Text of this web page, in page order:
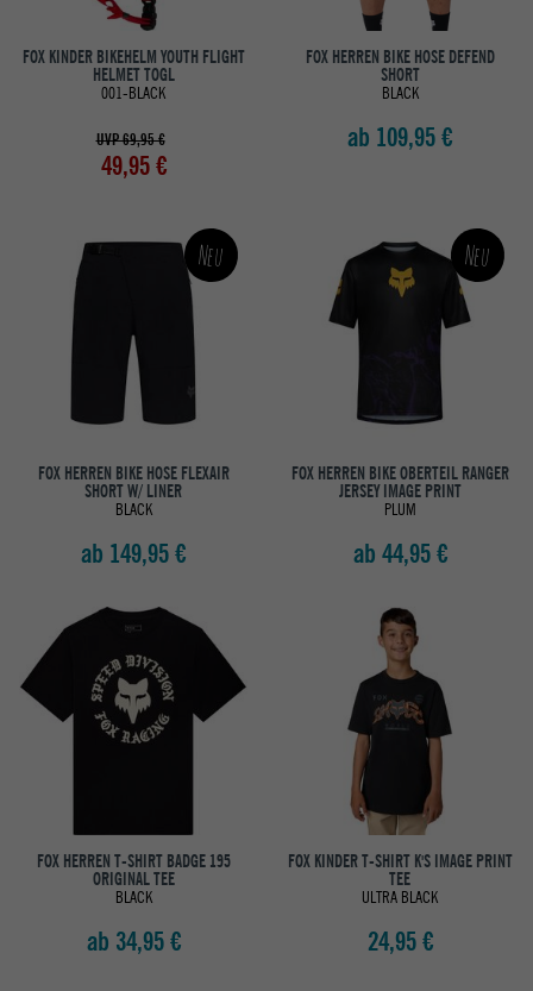
FOX KINDER BIKEHELM YOUTH FLIGHT
HELMET TOGL
001-BLACK
UVP 69,95 €
49,95 €
FOX HERREN BIKE HOSE DEFEND
SHORT
BLACK
ab 109,95 €
Neu
FOX HERREN BIKE HOSE FLEXAIR
SHORT W/ LINER
BLACK
ab 149,95 €
Neu
FOX HERREN BIKE OBERTEIL RANGER
JERSEY IMAGE PRINT
PLUM
ab 44,95 €
FOX HERREN T-SHIRT BADGE 195
ORIGINAL TEE
BLACK
ab 34,95 €
FOX KINDER T-SHIRT K'S IMAGE PRINT
TEE
ULTRA BLACK
24,95 €